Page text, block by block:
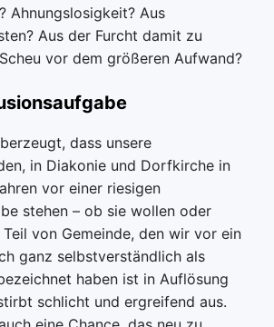
Ahnungslosigkeit? Aus
Aus der Furcht damit zu
vor dem größeren Aufwand?
dass unsere
in Diakonie und Dorfkirche in
vor einer riesigen
stehen – ob sie wollen oder
von Gemeinde, den wir vor ein
ganz selbstverständlich als
haben ist in Auflösung
schlicht und ergreifend aus.